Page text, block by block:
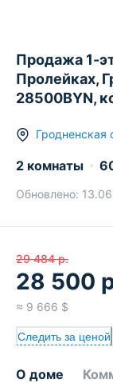
Продажа 1-
Пролейках,
28500BYN,
Гродненская
2 комнаты
Обновлено:
29 484 р.
28 500
≈ 9 666 $
Следить за ценой
О доме